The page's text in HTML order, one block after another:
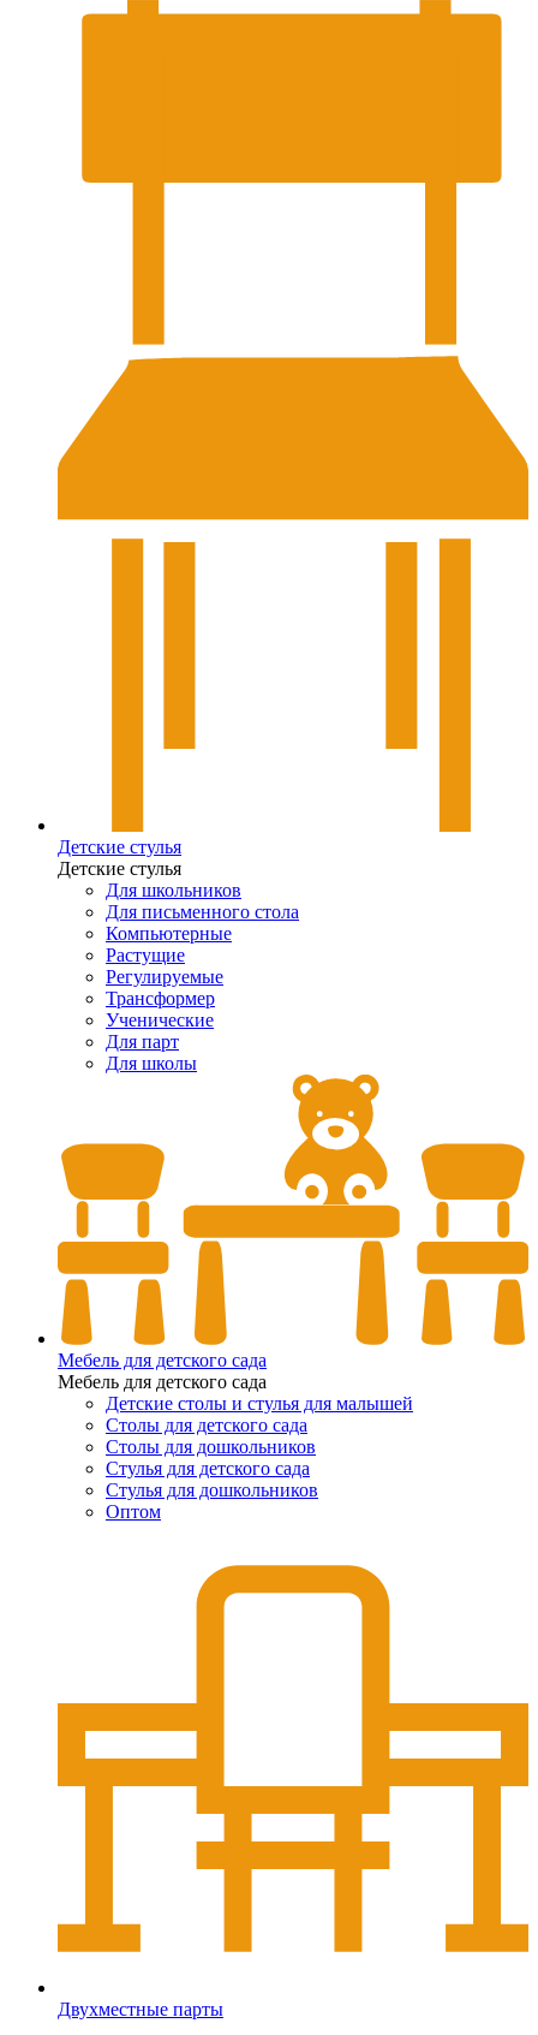
Детские стулья
Детские стулья
Для школьников
Для письменного стола
Компьютерные
Растущие
Регулируемые
Трансформер
Ученические
Для парт
Для школы
Мебель для детского сада
Мебель для детского сада
Детские столы и стулья для малышей
Столы для детского сада
Столы для дошкольников
Стулья для детского сада
Стулья для дошкольников
Оптом
Двухместные парты